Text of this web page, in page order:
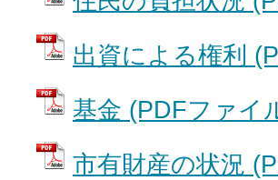
出資による権利
基金 (PDFファイ
市有財産の状況